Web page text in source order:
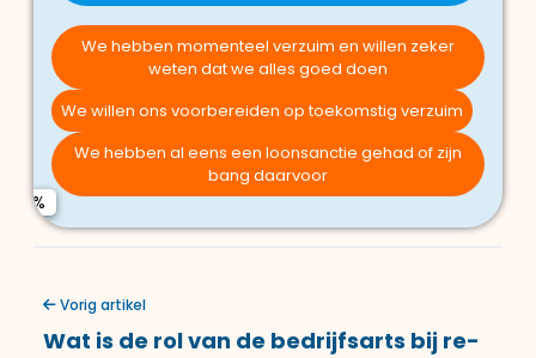
We hebben momenteel verzuim en willen zeker
weten dat we alles goed doen
We willen ons voorbereiden op toekomstig verzuim
We hebben al eens een loonsanctie gehad of zijn
bang daarvoor
We zijn een kleinere organisatie (tot 50 medewerkers)
We zijn een middelgrote tot grote organisatie (50+
medewerkers)
We hebben geen eigen HR-afdeling of arbodienst
We hebben nog geen arbodienst of
We hebben wel iets geregeld, maar willen het
verbeteren
We zoeken een partner die echt begeleidt vanaf dag 1
E-mailadres
Telefoonnummer (optioneel)
Vorig artikel
Wat is de rol van de bedrijfsarts bij re-